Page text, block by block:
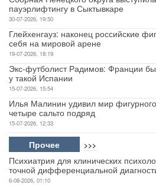
пауэрлифтингу в Сыктывкаре
30-07-2026, 19:50
Глейхенгауз: наконец российские
себя на мировой арене
19-07-2026, 18:19
Экс-футболист Радимов: Франции
у такой Испании
15-07-2026, 15:54
Илья Малинин удивил мир
четыре сальто подряд
15-07-2026, 12:33
Прочее >>>
Психиатрия для клинических
точной дифференциальной
6-08-2026, 01:10